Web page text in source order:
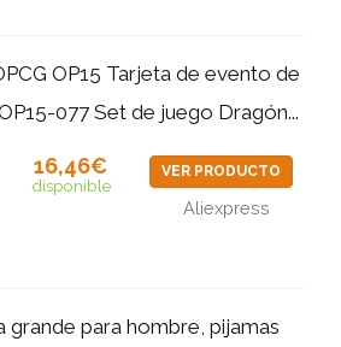
OP15 Tarjeta de evento de
077 Set de juego Dragón...
16,46€
disponible
VER PRODUCTO
Aliexpress
grande para hombre, pijamas